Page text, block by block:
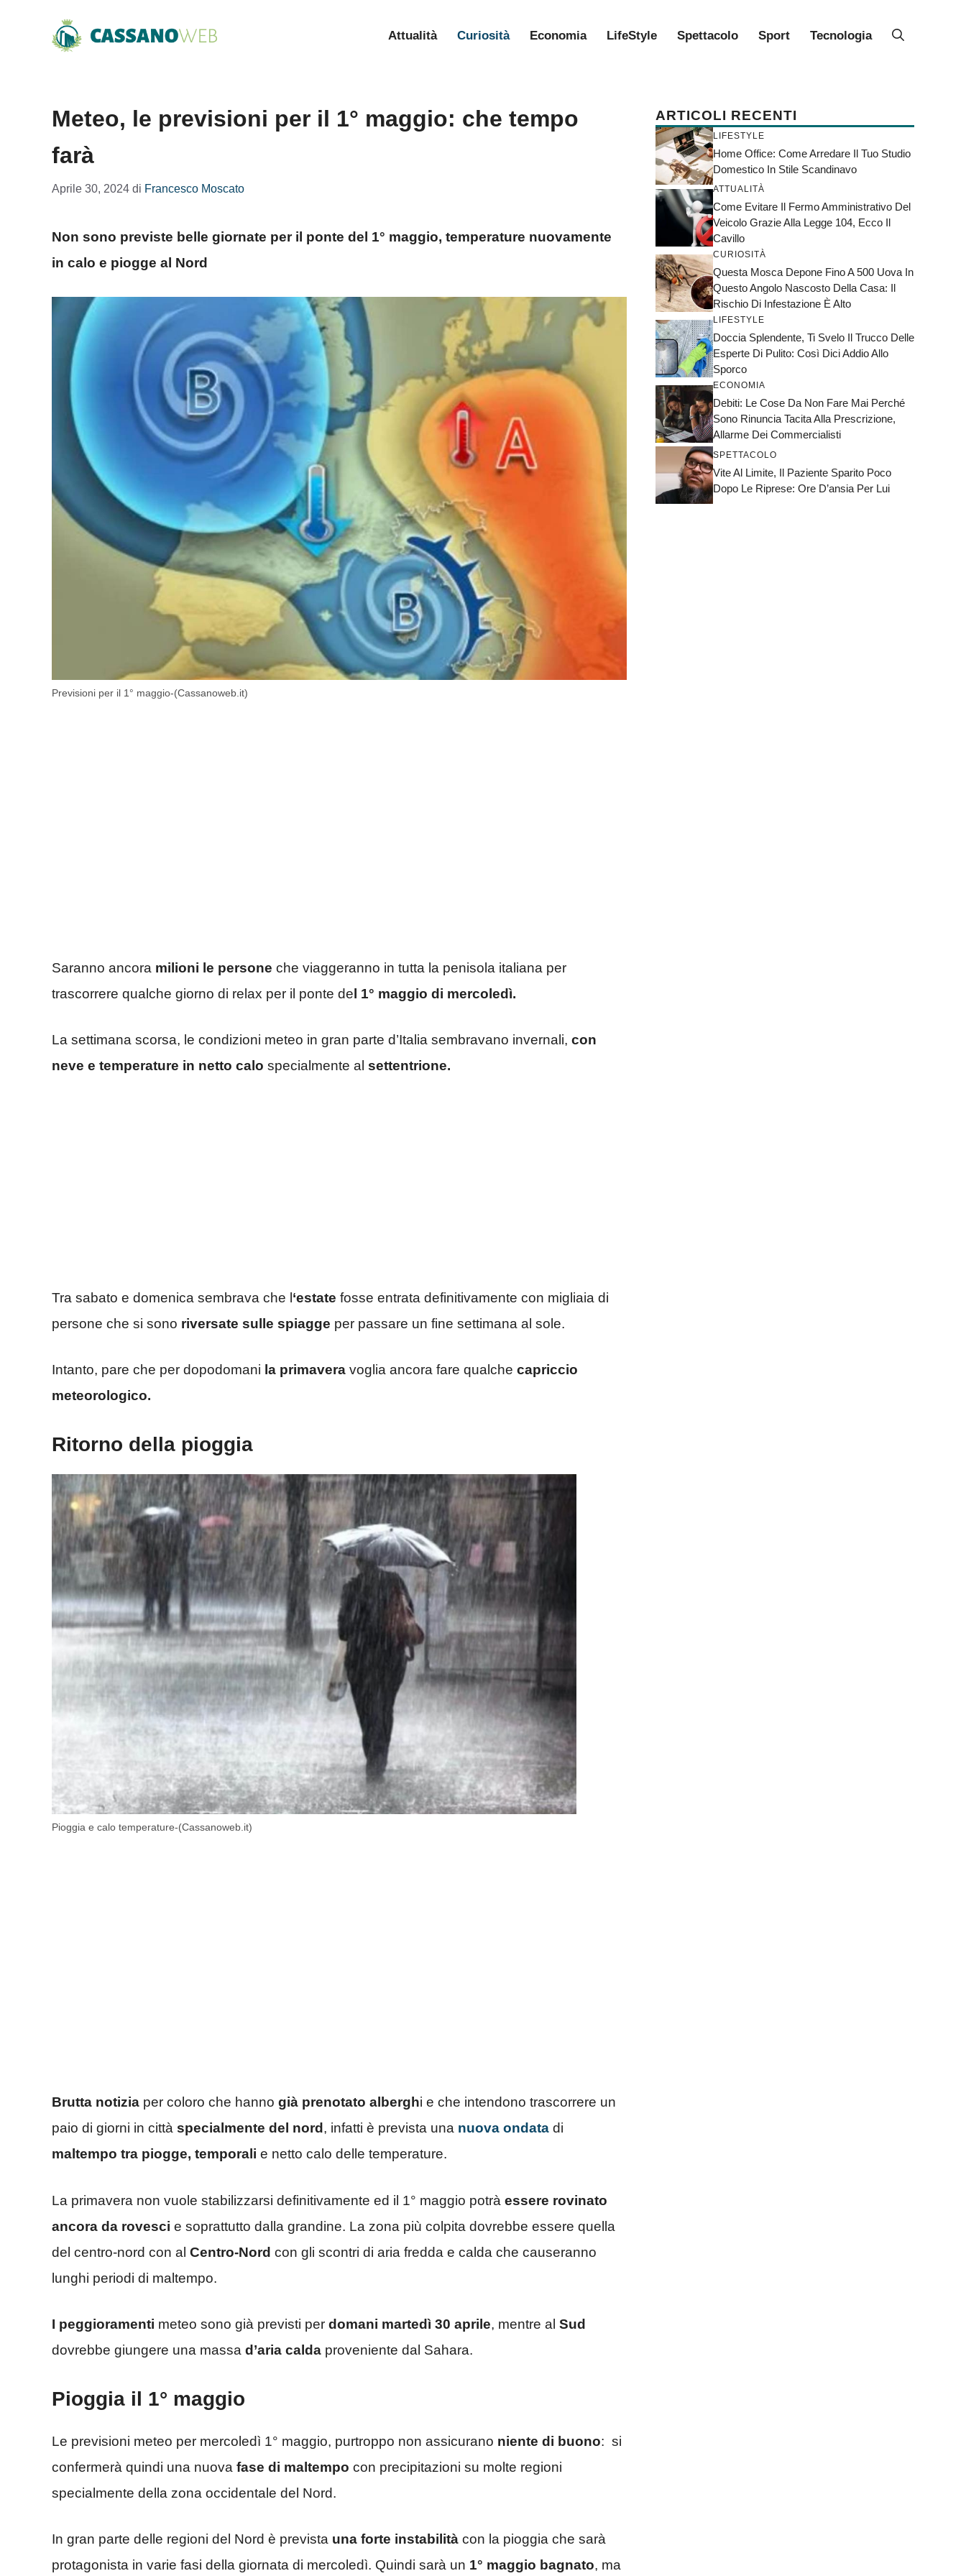
Attualità Curiosità Economia LifeStyle Spettacolo Sport Tecnologia
Meteo, le previsioni per il 1° maggio: che tempo
farà
Aprile 30, 2024 di Francesco Moscato
Non sono previste belle giornate per il ponte del 1° maggio, temperature nuovamente
in calo e piogge al Nord
Previsioni per il 1° maggio-(Cassanoweb.it)
Saranno ancora milioni le persone che viaggeranno in tutta la penisola italiana per
trascorrere qualche giorno di relax per il ponte de l 1° maggio di mercoledì.
La settimana scorsa, le condizioni meteo in gran parte d’Italia sembravano invernali, con
neve e temperature in netto calo specialmente al settentrione.
Tra sabato e domenica sembrava che l ‘estate fosse entrata definitivamente con migliaia di
persone che si sono riversate sulle spiagge per passare un fine settimana al sole.
Intanto, pare che per dopodomani la primavera voglia ancora fare qualche capriccio
meteorologico.
Ritorno della pioggia
Pioggia e calo temperature-(Cassanoweb.it)
Brutta notizia per coloro che hanno già prenotato alberghi e che intendono trascorrere un
paio di giorni in città specialmente del nord , infatti è prevista una nuova ondata di
maltempo tra piogge, temporali e netto calo delle temperature.
La primavera non vuole stabilizzarsi definitivamente ed il 1° maggio potrà essere rovinato
ancora da rovesci e soprattutto dalla grandine. La zona più colpita dovrebbe essere quella
del centro-nord con al Centro-Nord con gli scontri di aria fredda e calda che causeranno
lunghi periodi di maltempo.
I peggioramenti meteo sono già previsti per domani martedì 30 aprile, mentre al Sud
dovrebbe giungere una massa d’aria calda proveniente dal Sahara.
Pioggia il 1° maggio
Le previsioni meteo per mercoledì 1° maggio, purtroppo non assicurano niente di buono: si
confermerà quindi una nuova fase di maltempo con precipitazioni su molte regioni
specialmente della zona occidentale del Nord.
In gran parte delle regioni del Nord è prevista una forte instabilità con la pioggia che sarà
protagonista in varie fasi della giornata di mercoledì. Quindi sarà un 1° maggio bagnato, ma
ARTICOLI RECENTI
LIFESTYLE
Home Office: Come Arredare Il Tuo Studio
Domestico In Stile Scandinavo
ATTUALITÀ
Come Evitare Il Fermo Amministrativo Del
Veicolo Grazie Alla Legge 104, Ecco Il
Cavillo
CURIOSITÀ
Questa Mosca Depone Fino A 500 Uova In
Questo Angolo Nascosto Della Casa: Il
Rischio Di Infestazione È Alto
LIFESTYLE
Doccia Splendente, Ti Svelo Il Trucco Delle
Esperte Di Pulito: Così Dici Addio Allo
Sporco
ECONOMIA
Debiti: Le Cose Da Non Fare Mai Perché
Sono Rinuncia Tacita Alla Prescrizione,
Allarme Dei Commercialisti
SPETTACOLO
Vite Al Limite, Il Paziente Sparito Poco
Dopo Le Riprese: Ore D’ansia Per Lui